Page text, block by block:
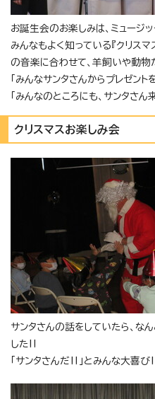
お誕生会のお楽しみは、ミュージッ
みんなもよく知っている『クリスマ
の音楽に合わせて、羊飼いや動物
「みんなサンタさんからプレゼント
「みんなのところにも、サンタさん
クリスマスお楽しみ会
サンタさんの話をしていたら、な
した‼
「サンタさんだ‼」とみんな大喜び